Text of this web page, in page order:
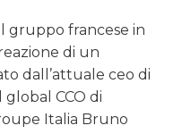
gruppo francese in
di un
dall’attuale ceo di
CCO di
Italia Bruno